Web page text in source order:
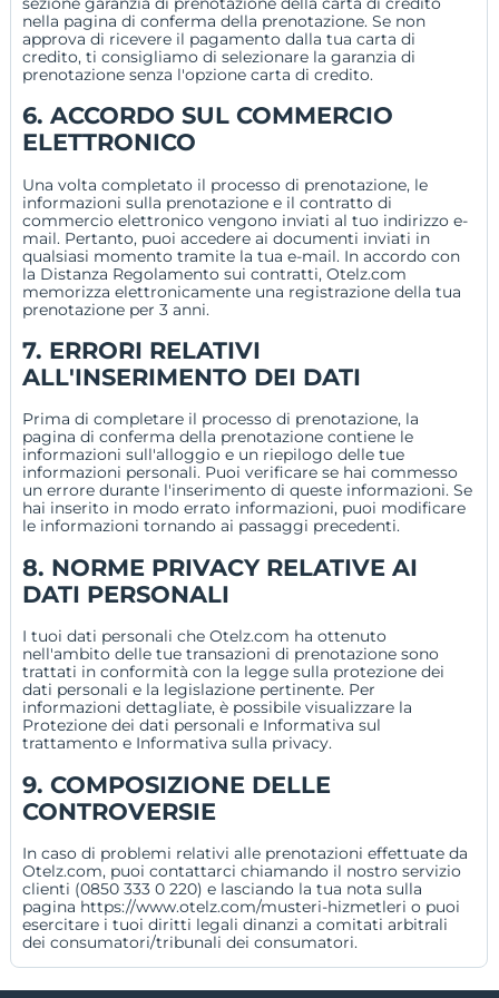
nella pagina di conferma della prenotazione. Se non
approva di ricevere il pagamento dalla tua carta di
credito, ti consigliamo di selezionare la garanzia di
prenotazione senza l'opzione carta di credito.
6. ACCORDO SUL COMMERCIO
ELETTRONICO
Una volta completato il processo di prenotazione, le
informazioni sulla prenotazione e il contratto di
commercio elettronico vengono inviati al tuo indirizzo e-
mail. Pertanto, puoi accedere ai documenti inviati in
qualsiasi momento tramite la tua e-mail. In accordo con
la Distanza Regolamento sui contratti, Otelz.com
memorizza elettronicamente una registrazione della tua
prenotazione per 3 anni.
7. ERRORI RELATIVI
ALL'INSERIMENTO DEI DATI
Prima di completare il processo di prenotazione, la
pagina di conferma della prenotazione contiene le
informazioni sull'alloggio e un riepilogo delle tue
informazioni personali. Puoi verificare se hai commesso
un errore durante l'inserimento di queste informazioni. Se
hai inserito in modo errato informazioni, puoi modificare
le informazioni tornando ai passaggi precedenti.
8. NORME PRIVACY RELATIVE AI
DATI PERSONALI
I tuoi dati personali che Otelz.com ha ottenuto
nell'ambito delle tue transazioni di prenotazione sono
trattati in conformità con la legge sulla protezione dei
dati personali e la legislazione pertinente. Per
informazioni dettagliate, è possibile visualizzare la
Protezione dei dati personali e Informativa sul
trattamento e Informativa sulla privacy.
9. COMPOSIZIONE DELLE
CONTROVERSIE
In caso di problemi relativi alle prenotazioni effettuate da
Otelz.com, puoi contattarci chiamando il nostro servizio
clienti (0850 333 0 220) e lasciando la tua nota sulla
pagina https://www.otelz.com/musteri-hizmetleri o puoi
esercitare i tuoi diritti legali dinanzi a comitati arbitrali
dei consumatori/tribunali dei consumatori.